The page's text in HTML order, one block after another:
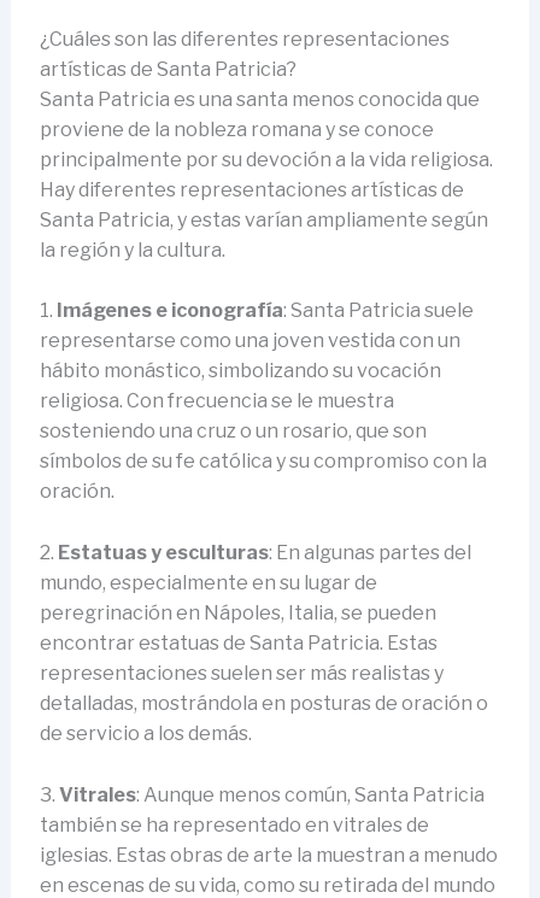
¿Cuáles son las diferentes representaciones
artísticas de Santa Patricia?
Santa Patricia es una santa menos conocida que
proviene de la nobleza romana y se conoce
principalmente por su devoción a la vida religiosa.
Hay diferentes representaciones artísticas de
Santa Patricia, y estas varían ampliamente según
la región y la cultura.
1. Imágenes e iconografía: Santa Patricia suele
representarse como una joven vestida con un
hábito monástico, simbolizando su vocación
religiosa. Con frecuencia se le muestra
sosteniendo una cruz o un rosario, que son
símbolos de su fe católica y su compromiso con la
oración.
2. Estatuas y esculturas: En algunas partes del
mundo, especialmente en su lugar de
peregrinación en Nápoles, Italia, se pueden
encontrar estatuas de Santa Patricia. Estas
representaciones suelen ser más realistas y
detalladas, mostrándola en posturas de oración o
de servicio a los demás.
3. Vitrales: Aunque menos común, Santa Patricia
también se ha representado en vitrales de
iglesias. Estas obras de arte la muestran a menudo
en escenas de su vida, como su retirada del mundo